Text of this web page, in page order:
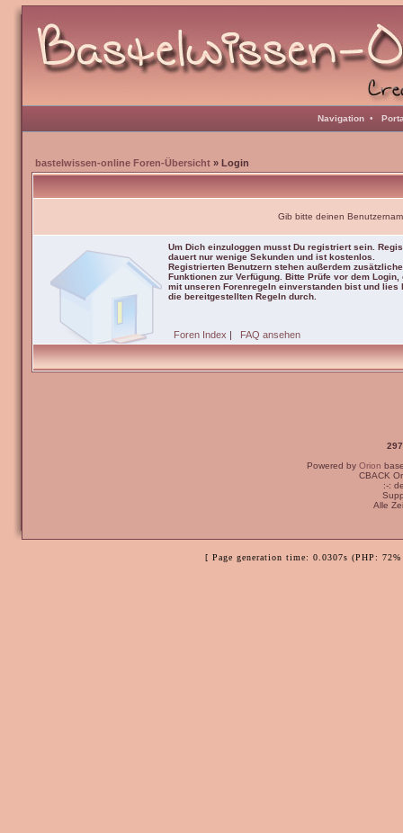
Navigation •
bastelwissen-online Foren-Übersicht » Login
Gib bitte deinen
Um Dich einzuloggen musst Du registriert sein.
dauert nur wenige Sekunden und ist kostenlos.
Registrierten Benutzern stehen außerdem zusätzliche
Funktionen zur Verfügung. Bitte Prüfe vor dem Login,
mit unseren Forenregeln einverstanden bist und lies
die bereitgestellten Regeln durch.
Foren Index | FAQ ansehen
Powered by Orion
CBACK
:-:
Alle
[ Page generation time: 0.0307s (PHP: